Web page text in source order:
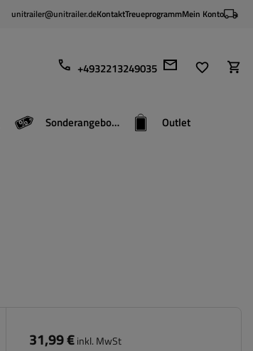
unitrailer@unitrailer.deKontaktTreueprogrammMein Konto
+4932213249035
Sonderangebote Outlet
31,99 €inkl. MwSt